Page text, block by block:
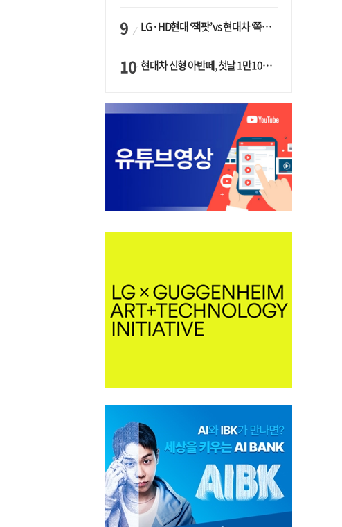
LG·HD현대 ‘잭팟’ vs 현대차 ‘쪽박’…글로벌 사모펀드, 韓 대기업 투자 ‘희비’
현대차 신형 아반떼, 첫날 1만1094대 계약…역대 최고치 경신